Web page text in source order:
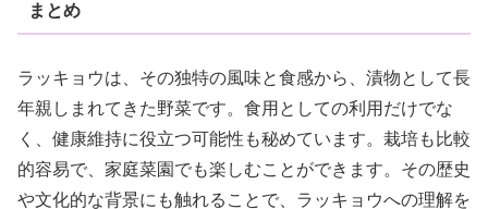
まとめ
ラッキョウは、その独特の風味と食感から、漬物として長
年親しまれてきた野菜です。食用としての利用だけでな
く、健康維持に役立つ可能性も秘めています。栽培も比較
的容易で、家庭菜園でも楽しむことができます。その歴史
や文化的な背景にも触れることで、ラッキョウへの理解を